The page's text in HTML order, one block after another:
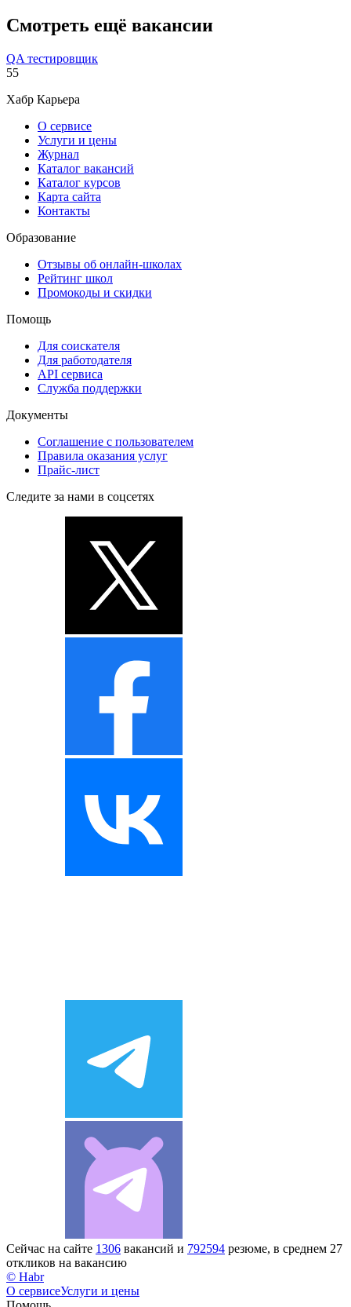
Смотреть ещё вакансии
QA тестировщик
55
Хабр Карьера
О сервисе
Услуги и цены
Журнал
Каталог вакансий
Каталог курсов
Карта сайта
Контакты
Образование
Отзывы об онлайн-школах
Рейтинг школ
Промокоды и скидки
Помощь
Для соискателя
Для работодателя
API сервиса
Служба поддержки
Документы
Соглашение с пользователем
Правила оказания услуг
Прайс-лист
Следите за нами в соцсетях
Сейчас на сайте 1306 вакансий и 792594 резюме, в среднем 27
откликов на вакансию
© Habr
О сервисеУслуги и цены